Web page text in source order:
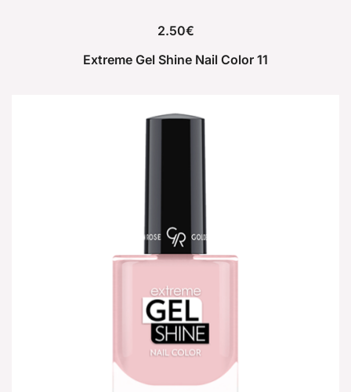
2.50€
Extreme Gel Shine Nail Color 11